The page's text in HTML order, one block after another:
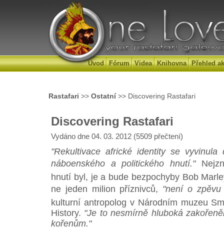
Úvod Fórum Videa Knihovna Přehled
Rastafari >> Ostatní>> Discovering Rastafari
Discovering Rastafari
Vydáno dne 04. 03. 2012 (5509 přečtení)
"Rekultivace africké identity se vyvinula
náboenského a politického hnutí."
hnutí byl, je a bude bezpochyby Bob
ne jeden milion příznivců, "není o zpěvu
kulturní antropolog v Národním muzeu
History. "Je to nesmírně hluboká
kořenům."